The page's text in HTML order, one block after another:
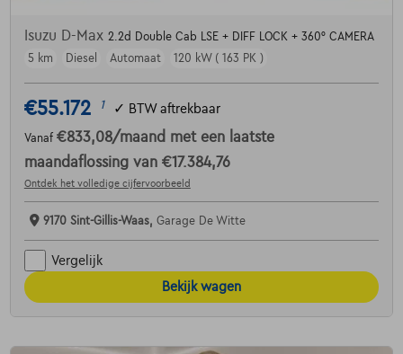
Isuzu D-Max 2.2d Double Cab LSE + DIFF LOCK + 360° CAMERA
5 km
Diesel Automaat 120 kW ( 163 PK )
€55.172 1 ✓ BTW aftrekbaar
Vanaf €833,08/maand met een laatste
maandaflossing van €17.384,76
Ontdek het volledige cijfervoorbeeld
9170 Sint-Gillis-Waas, Garage De Witte
Vergelijk
Bekijk wagen